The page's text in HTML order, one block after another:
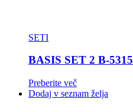
SETI
BASIS SET 2 B-5315
Preberite več
Dodaj v seznam želja